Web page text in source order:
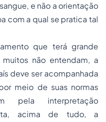
e não a orientação
com a qual se pratica tal
que terá grande
não entendam, a
deve ser acompanhada
meio de suas normas
pela interpretação
acima de tudo, a